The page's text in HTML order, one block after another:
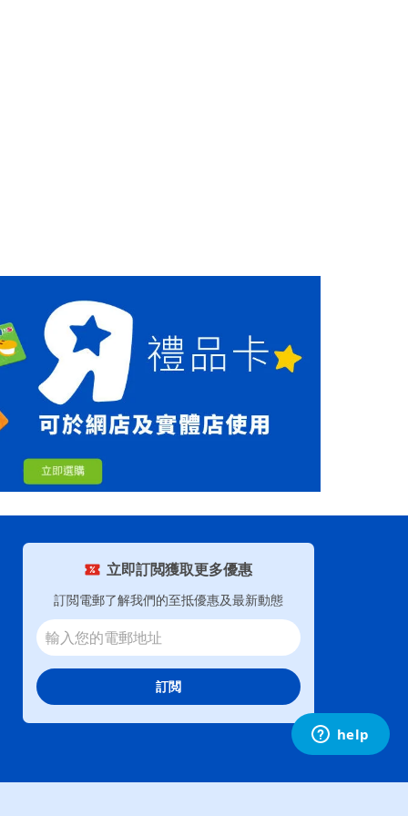
立即訂閲獲取更多優惠
訂閲電郵了解我們的至抵優惠及最新動態
訂閲